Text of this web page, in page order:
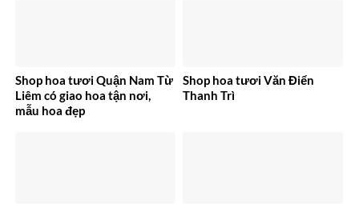
Shop hoa tươi Quận Nam Từ
Liêm có giao hoa tận nơi,
mẫu hoa đẹp
Shop hoa tươi Văn Điển
Thanh Trì